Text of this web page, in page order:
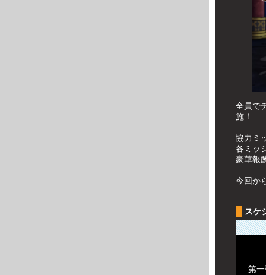
全員で
施！
協力ミ
各ミッ
豪華報
今回か
スケ
第